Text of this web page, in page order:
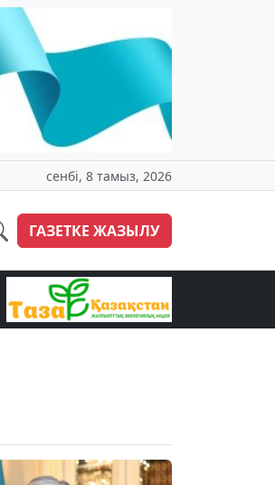
сенбі, 8 тамыз, 2026
ГАЗЕТКЕ ЖАЗЫЛУ